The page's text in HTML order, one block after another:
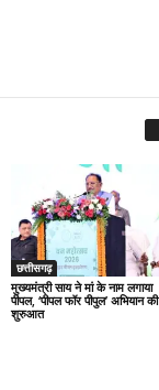
छत्तीसगढ़
मुख्यमंत्री साय ने मां के नाम लगाया
पीपल, ‘पीपल फॉर पीपुल’ अभियान की
शुरुआत